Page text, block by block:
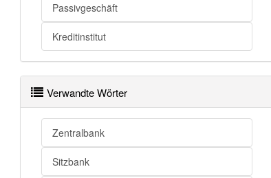
Passivgeschäft
Kreditinstitut
Verwandte Wörter
Zentralbank
Sitzbank